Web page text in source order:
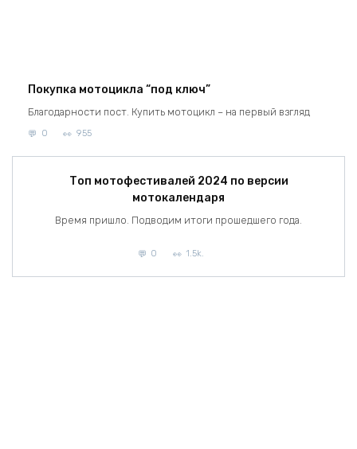
Покупка мотоцикла “под ключ”
Благодарности пост. Купить мотоцикл – на первый взгляд
0 955
Топ мотофестивалей 2024 по версии
мотокалендаря
Время пришло. Подводим итоги прошедшего года.
0 1.5k.